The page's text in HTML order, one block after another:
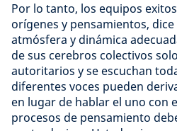
Por lo tanto, los equipos
orígenes y pensamientos,
atmósfera y dinámica
de sus cerebros colectivos
autoritarios y se escuchan
diferentes voces pueden
en lugar de hablar el uno con
procesos de pensamiento